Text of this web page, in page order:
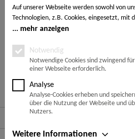
Auf unserer Webseite werden sowohl von
Technologien, z.B. Cookies, eingesetzt, mit
Ihrem Endgerät gespeichert und/oder von
Notwendige Cookies, Analyse-, Marketing-
den notwendigen Cookies handelt es sich um
notwendig sind, um den von Ihnen
bereitzustellen, die übrigen Cookies werden
Ihnen erteilten Einwilligung gesetzt. Die
Personen, die das 16. Lebensjahr noch
benötigen die Zustimmung der
Sie dazu lediglich den Cookie-Banner erneut
mehr anzeigen
Notwendig
Notwendige Cookies sind zwingend
einer Webseite erforderlich.
Analyse
Analyse-Cookies erheben und
über die Nutzung der Webseite und
Nutzers.
Weitere Informationen
Beschreibung
Moderne Wohntrends sind frei von
einengender Möblierung. Weniger ist
---
Ähnliche Artikel